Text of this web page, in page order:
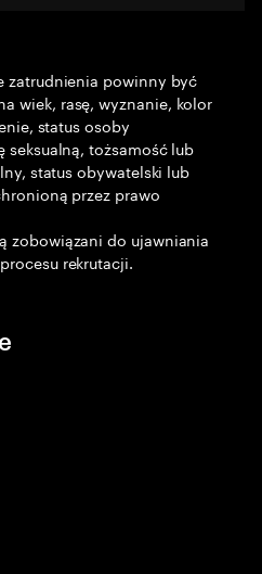
zatrudnienia powinny być
wiek, rasę, wyznanie, kolor
status osoby
seksualną, tożsamość lub
status obywatelski lub
przez prawo
zobowiązani do ujawniania
rekrutacji.